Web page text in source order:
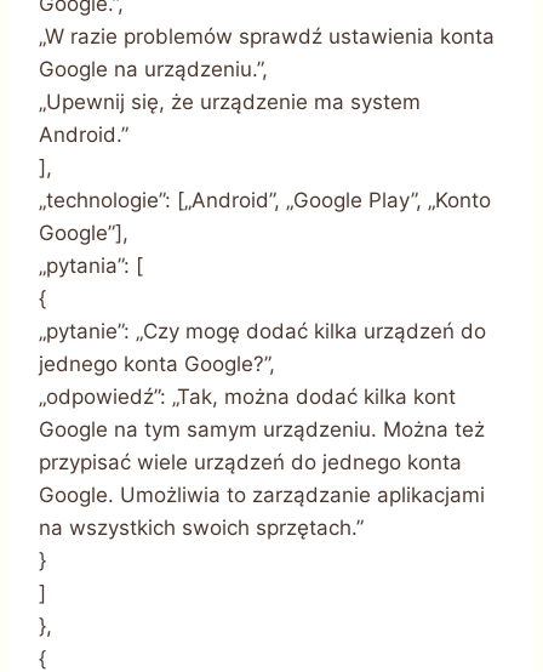
„W razie problemów sprawdź ustawienia konta
Google na urządzeniu.”,
„Upewnij się, że urządzenie ma system
Android.”
],
„technologie”: [„Android”, „Google Play”, „Konto
Google”],
„pytania”: [
{
„pytanie”: „Czy mogę dodać kilka urządzeń do
jednego konta Google?”,
„odpowiedź”: „Tak, można dodać kilka kont
Google na tym samym urządzeniu. Można też
przypisać wiele urządzeń do jednego konta
Google. Umożliwia to zarządzanie aplikacjami
na wszystkich swoich sprzętach.”
}
]
},
{